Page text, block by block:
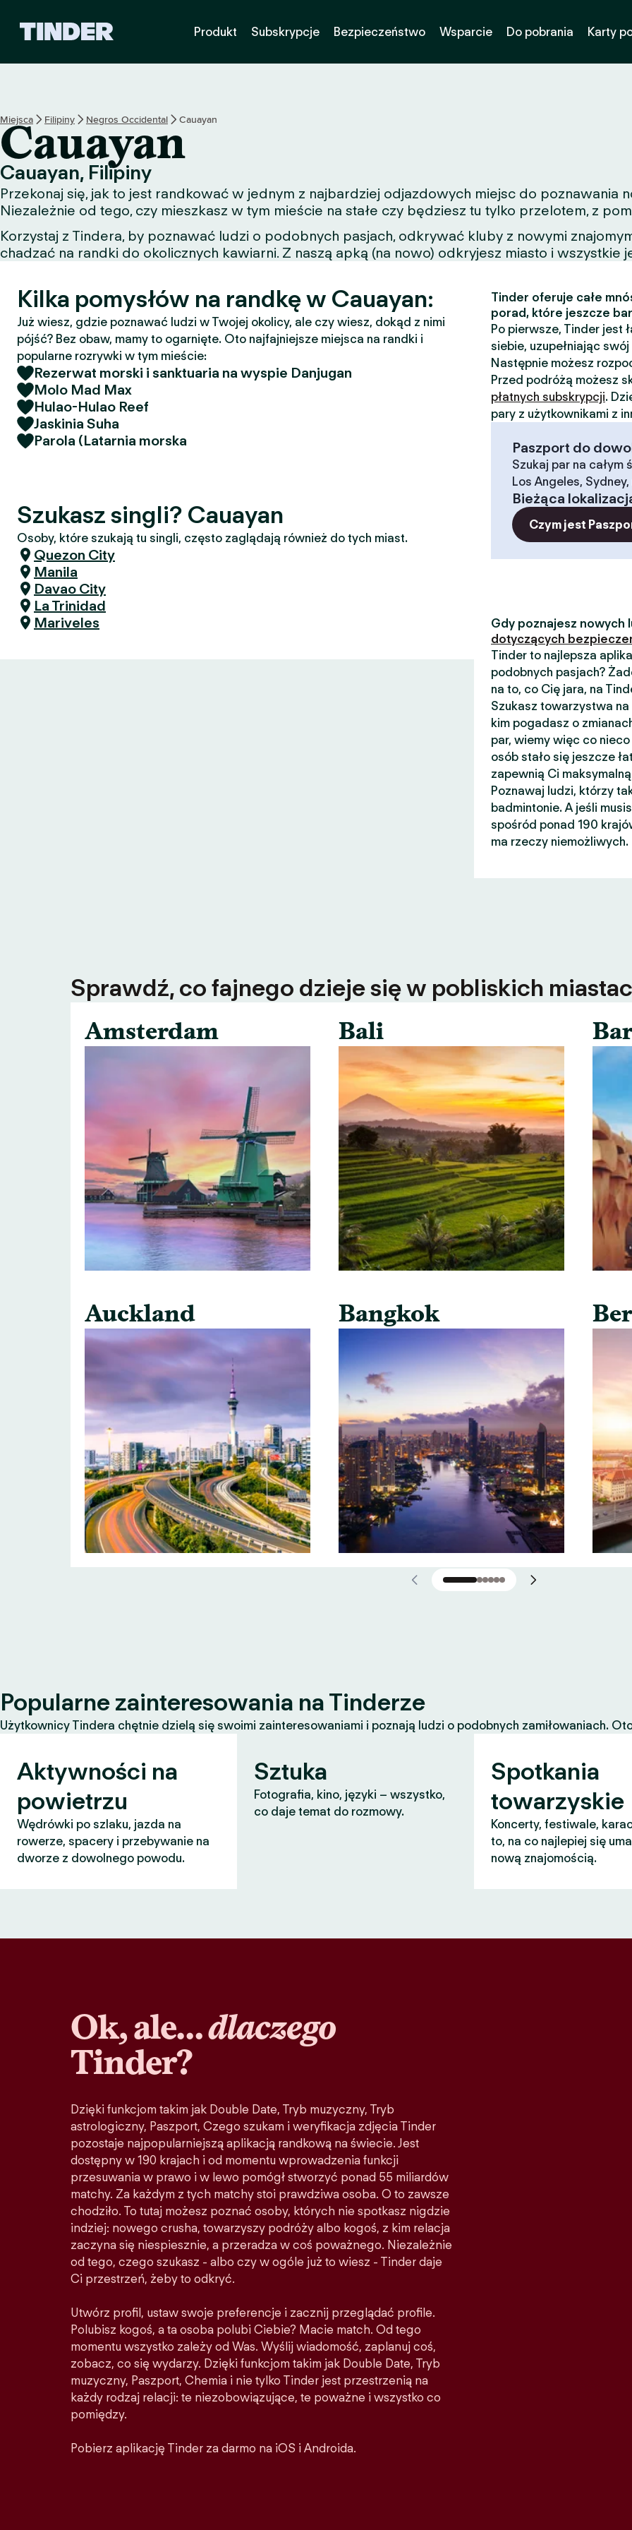
S
t
r
o
n
a
g
ł
ó
w
Produkt Subskrypcje Bezpieczeństwo Wsparcie Do pobrania Karty
Miejsca Filipiny Negros Occidental Cauayan
Cauayan
Cauayan, Filipiny
Przekonaj się, jak to jest randkować w jednym z najbardziej odjazdowych miejsc do poznawania
Niezależnie od tego, czy mieszkasz w tym mieście na stałe czy będziesz tu tylko przelotem, z
Korzystaj z Tindera, by poznawać ludzi o podobnych pasjach, odkrywać kluby z nowymi
chadzać na randki do okolicznych kawiarni. Z naszą apką (na nowo) odkryjesz miasto i wszystkie
Kilka pomysłów na randkę w Cauayan:
Już wiesz, gdzie poznawać ludzi w Twojej okolicy, ale czy wiesz, dokąd z nimi
pójść? Bez obaw, mamy to ogarnięte. Oto najfajniejsze miejsca na randki i
popularne rozrywki w tym mieście:
Rezerwat morski i sanktuaria na wyspie Danjugan
Molo Mad Max
Hulao-Hulao Reef
Jaskinia Suha
Parola (Latarnia morska
Szukasz singli? Cauayan
Osoby, które szukają tu singli, często zaglądają również do tych miast.
Quezon City
Manila
Davao City
La Trinidad
Mariveles
Tinder oferuje całe
porad, które jeszcze
Po pierwsze, Tinder jest
siebie, uzupełniając
Następnie możesz
Przed podróżą możesz
płatnych subskrypcji.
pary z użytkownikami z
Paszport do
Szukaj par na całym
Los Angeles,
Bieżąca
Czym jest
Gdy poznajesz nowych
dotyczących
Tinder to najlepsza
podobnych pasjach?
na to, co Cię jara, na
Szukasz towarzystwa
kim pogadasz o
par, wiemy więc co
osób stało się jeszcze
zapewnią Ci
Poznawaj ludzi, którzy
badmintonie. A jeśli
spośród ponad 190
ma rzeczy niemożliwych.
Sprawdź, co fajnego dzieje się w pobliskich
Amsterdam
Auckland
Bali
Bangkok
Popularne zainteresowania na Tinderze
Użytkownicy Tindera chętnie dzielą się swoimi zainteresowaniami i poznają ludzi o podobnych zamiłowaniach.
Aktywności na
powietrzu
Wędrówki po szlaku, jazda na
rowerze, spacery i przebywanie na
dworze z dowolnego powodu.
Sztuka
Fotografia, kino, języki – wszystko,
co daje temat do rozmowy.
Spotkania
towarzyskie
Koncerty, festiwale,
to, na co najlepiej się
nową znajomością.
Ok, ale…dlaczego
Tinder?
Dzięki funkcjom takim jak Double Date, Tryb muzyczny, Tryb
astrologiczny, Paszport, Czego szukam i weryfikacja zdjęcia Tinder
pozostaje najpopularniejszą aplikacją randkową na świecie. Jest
dostępny w 190 krajach i od momentu wprowadzenia funkcji
przesuwania w prawo i w lewo pomógł stworzyć ponad 55 miliardów
matchy. Za każdym z tych matchy stoi prawdziwa osoba. O to zawsze
chodziło. To tutaj możesz poznać osoby, których nie spotkasz nigdzie
indziej: nowego crusha, towarzyszy podróży albo kogoś, z kim relacja
zaczyna się niespiesznie, a przeradza w coś poważnego. Niezależnie
od tego, czego szukasz - albo czy w ogóle już to wiesz - Tinder daje
Ci przestrzeń, żeby to odkryć.
Utwórz profil, ustaw swoje preferencje i zacznij przeglądać profile.
Polubisz kogoś, a ta osoba polubi Ciebie? Macie match. Od tego
momentu wszystko zależy od Was. Wyślij wiadomość, zaplanuj coś,
zobacz, co się wydarzy. Dzięki funkcjom takim jak Double Date, Tryb
muzyczny, Paszport, Chemia i nie tylko Tinder jest przestrzenią na
każdy rodzaj relacji: te niezobowiązujące, te poważne i wszystko co
pomiędzy.
Pobierz aplikację Tinder za darmo na iOS i Androida.